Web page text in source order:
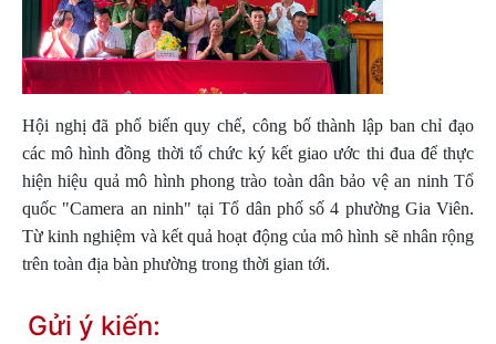
Hội nghị đã phổ biến quy chế, công bố thành lập ban chỉ đạo
các mô hình đồng thời tổ chức ký kết giao ước thi đua để thực
hiện hiệu quả mô hình phong trào toàn dân bảo vệ an ninh Tổ
quốc "Camera an ninh" tại Tổ dân phố số 4 phường Gia Viên.
Từ kinh nghiệm và kết quả hoạt động của mô hình sẽ nhân rộng
trên toàn địa bàn phường trong thời gian tới.
Gửi ý kiến: